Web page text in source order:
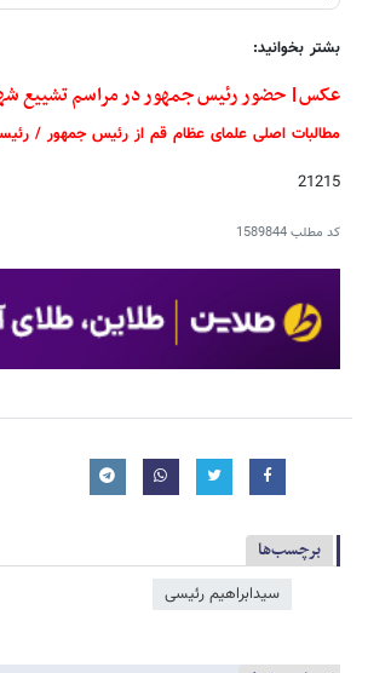
بشتر بخوانید:
عکس| حضور رئیس جمهور در مراسم تشییع
مطالبات اصلی علمای عظام قم از رئیس جمهور /
21215
کد مطلب1589844
برچسب‌ها
سیدابراهیم رئیسی